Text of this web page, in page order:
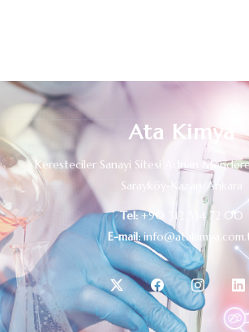
Ata Kimya
Keresteciler Sanayi Sitesi Adnan
Sarayköy-Kazan/Ankara
Tel: +90 312 354 72 00
E-mail: